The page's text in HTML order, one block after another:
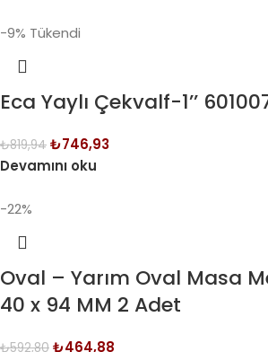
-9% Tükendi
Eca Yaylı Çekvalf-1’’
₺819,94 ₺746,93
Devamını oku
-22%
Oval – Yarım Oval Masa
40 x 94 MM 2 Adet
₺592,80 ₺464,88